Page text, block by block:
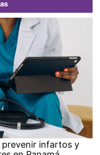
prevenir infartos y